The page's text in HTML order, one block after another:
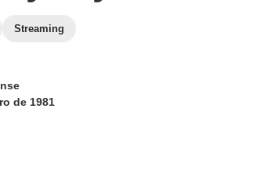
Streaming
de 1981